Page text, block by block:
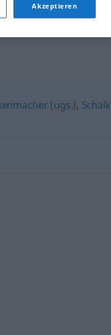
UMG
(ugs.), Schalk
Akzeptieren